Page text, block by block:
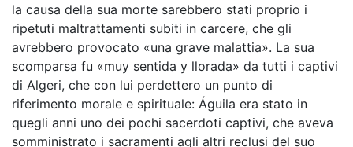
la causa della sua morte sarebbero stati proprio i
ripetuti maltrattamenti subiti in carcere, che gli
avrebbero provocato «una grave malattia». La sua
scomparsa fu «muy sentida y llorada» da tutti i captivi
di Algeri, che con lui perdettero un punto di
riferimento morale e spirituale: Águila era stato in
quegli anni uno dei pochi sacerdoti captivi, che aveva
somministrato i sacramenti agli altri reclusi del suo